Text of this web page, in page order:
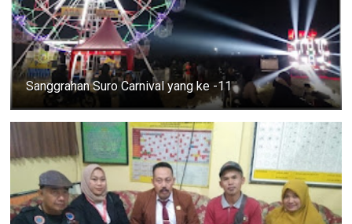
Sanggrahan Suro Carnival yang ke -11